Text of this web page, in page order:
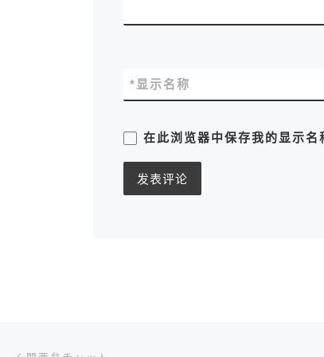
显示名称
*
在此浏览器中保存我的显示名
文章导航